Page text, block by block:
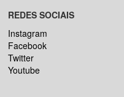
REDES SOCIAIS
Instagram
Facebook
Twitter
Youtube